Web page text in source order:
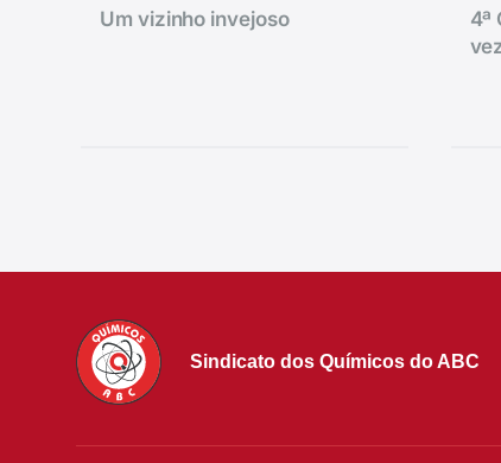
Um vizinho invejoso
4ª
Sindicato dos Químicos do ABC